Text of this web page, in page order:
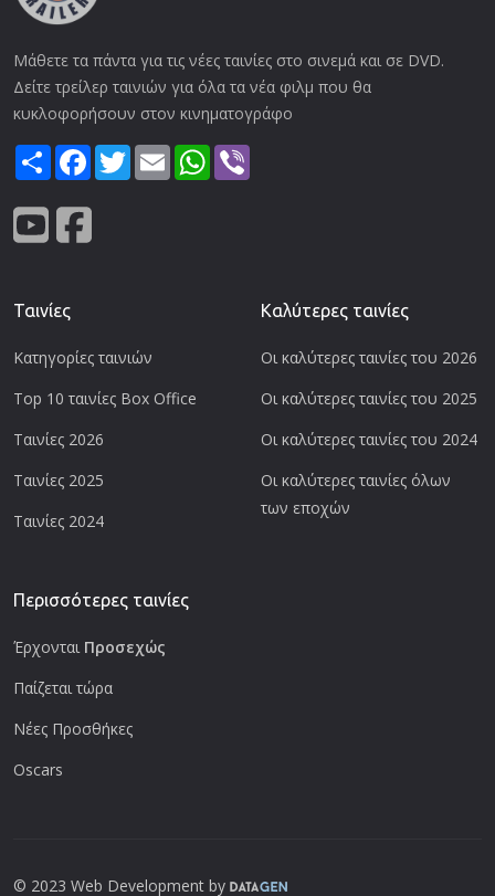
Μάθετε τα πάντα για τις νέες ταινίες στο σινεμά και σε DVD.
Δείτε τρείλερ ταινιών για όλα τα νέα φιλμ που θα
κυκλοφορήσουν στον κινηματογράφο
ShareFacebook
TwitterEmail WhatsApp
Ταινίες
Κατηγορίες ταινιών
Top 10 ταινίες Box Office
Ταινίες 2026
Ταινίες 2025
Ταινίες 2024
Καλύτερες ταινίες
Οι καλύτερες ταινίες του 2026
Οι καλύτερες ταινίες του 2025
Οι καλύτερες ταινίες του 2024
Οι καλύτερες ταινίες όλων
των εποχών
Περισσότερες ταινίες
Έρχονται Προσεχώς
Παίζεται τώρα
Νέες Προσθήκες
Oscars
© 2023 Web Development by